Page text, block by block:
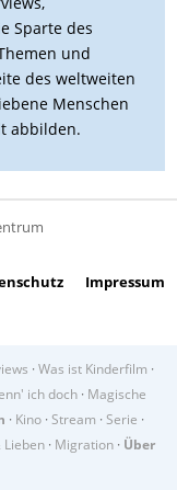
Sparte des
und
des weltweiten
Menschen
abbilden.
Impressum
· Was ist Kinderfilm ·
ich doch· Magische
· Kino · Stream · Serie ·
Lieben · Migration · Über